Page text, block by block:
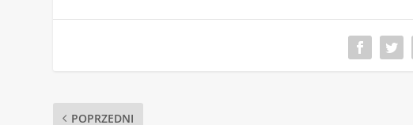
POPRZEDNI